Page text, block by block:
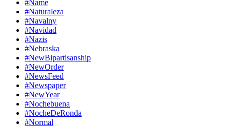
#Name
#Naturaleza
#Navalny
#Navidad
#Nazis
#Nebraska
#NewBipartisanship
#NewOrder
#NewsFeed
#Newspaper
#NewYear
#Nochebuena
#NocheDeRonda
#Normal